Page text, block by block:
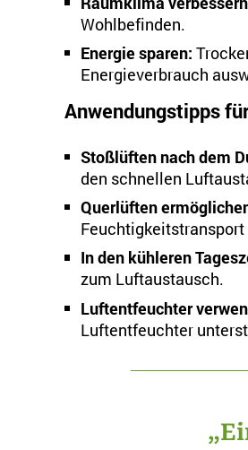
Wohlbefinden.
Energie sparen:
Energieverbrauch
Anwendungstipps
Stoßlüften nach dem
den schnellen
Querlüften
In den kühleren
zum Luftaustausch.
Luftentfeuchter
Luftentfeuchter